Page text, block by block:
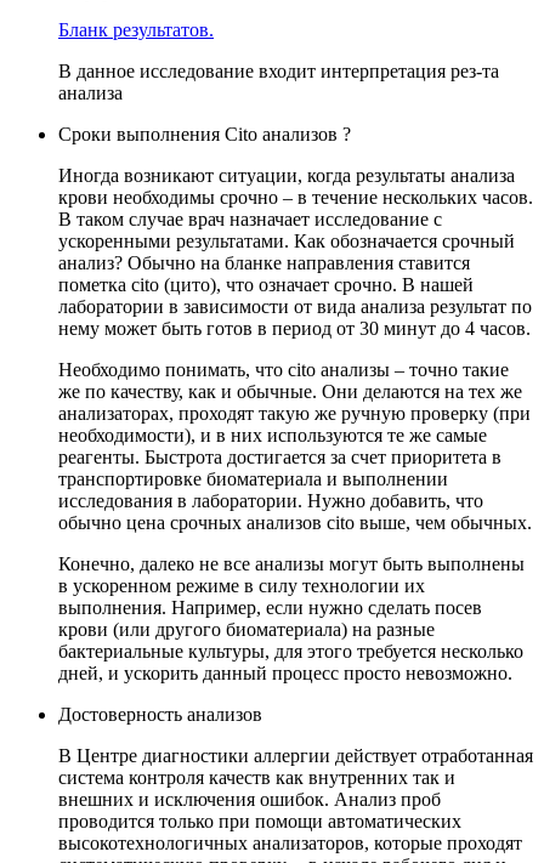
Бланк результатов.
В данное исследование входит интерпретация рез-та
анализа
Сроки выполнения Cito анализов ?
Иногда возникают ситуации, когда результаты анализа
крови необходимы срочно – в течение нескольких часов.
В таком случае врач назначает исследование с
ускоренными результатами. Как обозначается срочный
анализ? Обычно на бланке направления ставится
пометка cito (цито), что означает срочно. В нашей
лаборатории в зависимости от вида анализа результат по
нему может быть готов в период от 30 минут до 4 часов.
Необходимо понимать, что cito анализы – точно такие
же по качеству, как и обычные. Они делаются на тех же
анализаторах, проходят такую же ручную проверку (при
необходимости), и в них используются те же самые
реагенты. Быстрота достигается за счет приоритета в
транспортировке биоматериала и выполнении
исследования в лаборатории. Нужно добавить, что
обычно цена срочных анализов cito выше, чем обычных.
Конечно, далеко не все анализы могут быть выполнены
в ускоренном режиме в силу технологии их
выполнения. Например, если нужно сделать посев
крови (или другого биоматериала) на разные
бактериальные культуры, для этого требуется несколько
дней, и ускорить данный процесс просто невозможно.
Достоверность анализов
В Центре диагностики аллергии действует отработанная
система контроля качеств как внутренних так и
внешних и исключения ошибок. Анализ проб
проводится только при помощи автоматических
высокотехнологичных анализаторов, которые проходят